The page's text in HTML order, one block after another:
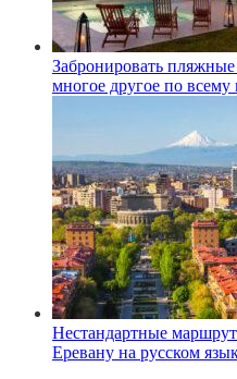
Забронировать
многое другое по всему
Нестандартные
Еревану на русском